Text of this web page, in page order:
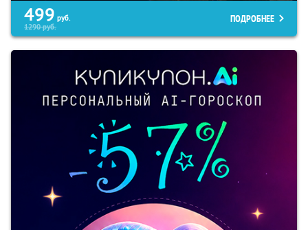
499 руб.
1290руб.
ПОДРОБНЕЕ